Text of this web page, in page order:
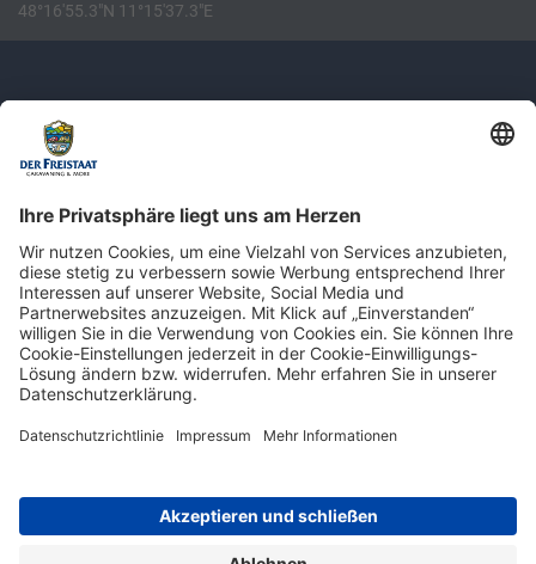
48°16'55.3"N 11°15'37.3"E
Newsletter: Jetzt auf
shop.derfreistaat.de anmelden und
einen 5€ Gutschein für unseren Online-
Shop erhalten!*
Impressum Datenschutz Barrierefreiheit